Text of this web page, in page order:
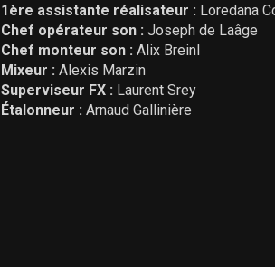
1ère assistante réalisateur : Loredana
Chef opérateur son : Joseph de Laâge
Chef monteur son : Alix Breinl
Mixeur : Alexis Marzin
Superviseur FX : Laurent Srey
Étalonneur : Arnaud Gallinière